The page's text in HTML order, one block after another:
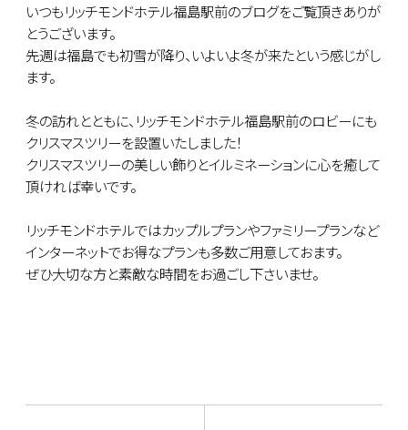
いつもリッチモンドホテル福島駅前のブログをご覧頂きありが
とうございます。
先週は福島でも初雪が降り、いよいよ冬が来たという感じがし
ます。
冬の訪れとともに、リッチモンドホテル福島駅前のロビーにも
クリスマスツリーを設置いたしました！
クリスマスツリーの美しい飾りとイルミネーションに心を癒して
頂ければ幸いです。
リッチモンドホテルではカップルプランやファミリープランなど
インターネットでお得なプランも多数ご用意しておます。
ぜひ大切な方と素敵な時間をお過ごし下さいませ。